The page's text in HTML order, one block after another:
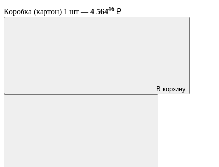
Коробка (картон) 1 шт — 4 56446 ₽
В корзину